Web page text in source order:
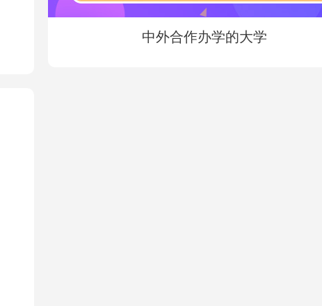
中外合作办学的大学